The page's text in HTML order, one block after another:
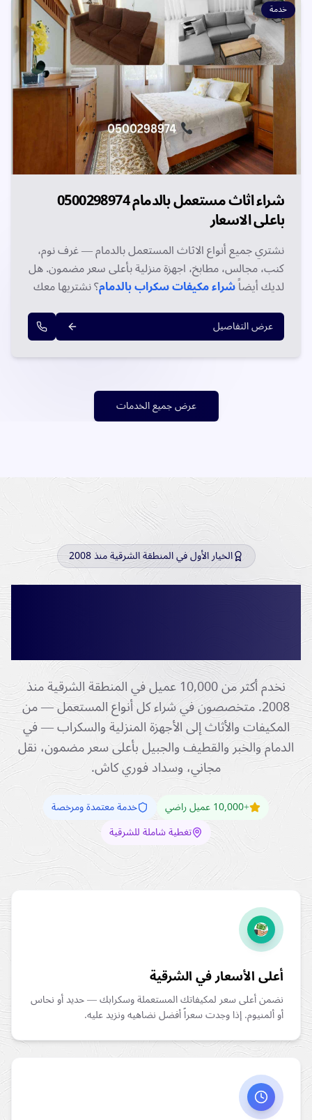
خدمة
شراء اثاث مستعمل بالدمام 0500298974
باعلى الاسعار
نشتري جميع أنواع الاثاث المستعمل بالدمام — غرف نوم،
كنب، مجالس، مطابخ، اجهزة منزلية بأعلى سعر مضمون. هل
لديك أيضاًشراء مكيفات سكراب بالدمام؟ نشتريها معك
0500298974!
عرض التفاصيل
عرض جميع الخدمات
الخيار الأول في المنطقة الشرقية منذ 2008
لماذا نحن الخيار الأول لبيع
نخدم أكثر من 10,000 عميل في المنطقة الشرقية منذ
2008. متخصصون في شراء كل أنواع المستعمل — من
المكيفات والأثاث إلى الأجهزة المنزلية والسكراب — في
الدمام والخبر والقطيف والجبيل بأعلى سعر مضمون، نقل
مجاني، وسداد فوري كاش.
+10,000 عميل راضي
خدمة معتمدة ومرخصة
تغطية شاملة للشرقية
أعلى الأسعار في الشرقية
نضمن أعلى سعر لمكيفاتك المستعملة وسكرابك — حديد أو نحاس
أو ألمنيوم. إذا وجدت سعراً أفضل نضاهيه ونزيد عليه.